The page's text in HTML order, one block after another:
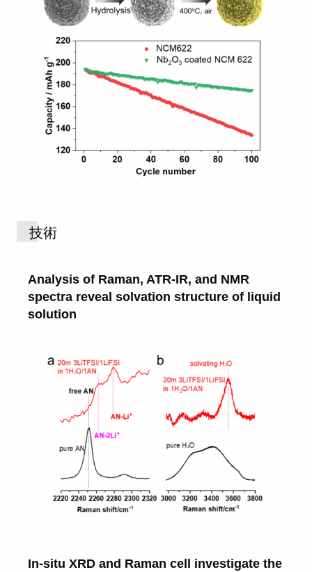
技術
Analysis of Raman, ATR-IR, and NMR
spectra reveal solvation structure of liquid
solution
In-situ XRD and Raman cell investigate the